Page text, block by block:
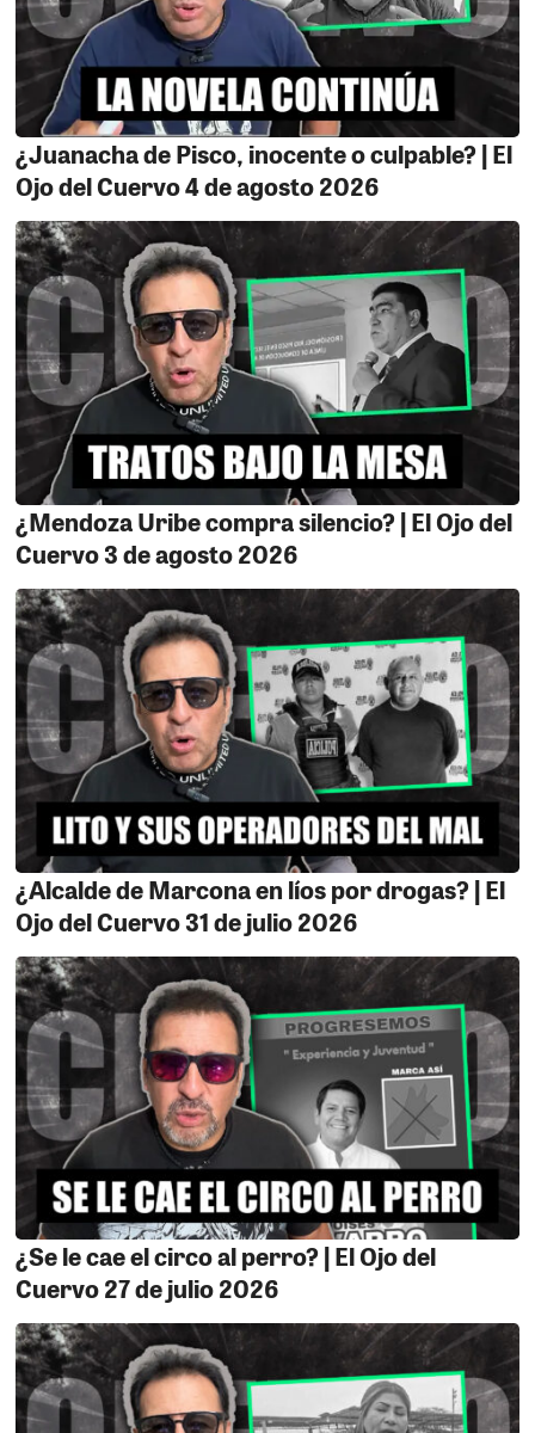
LA MAMÁ DE PANCHO.
El bautizado como “payaso”
por el alcalde de Carlos Reyes Pancho Massa habló
sobre la depredación de las Dunas de Huacachina y en
un momento de disloque mental comparó su amor por
las dunas con el amor por su madre, y dijo que la
defendería como si fuese tal, jajajaja provoca risa este
bocón porque la manera que defendió la naturaleza al
denunciamos su depredación en todos nuestros
medios de comunicación, el mutis, en todo caso más
parece la mamá del conocido abogado Ordoñez que a
puso el grito en el cielo cuando unos inescrupulosos
empresarios (amigotes de Pancho) la empezaron a
invadir invadir, y si sabemos cómo defiendes a los que
más quieres. Saludos de tu tío.
¿Juanacha de Pisco, inocente o culpable? | El
Ojo del Cuervo 4 de agosto 2026
¿Mendoza Uribe compra silencio? | El Ojo del
Cuervo 3 de agosto 2026
¿Alcalde de Marcona en líos por drogas? | El
Ojo del Cuervo 31 de julio 2026
¿Se le cae el circo al perro? | El Ojo del
Cuervo 27 de julio 2026